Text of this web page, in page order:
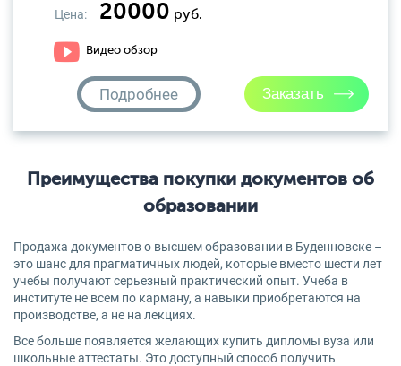
Цена: 20000 руб.
Видео обзор
Подробнее
Преимущества покупки документов об
образовании
Продажа документов о высшем образовании в Буденновске –
это шанс для прагматичных людей, которые вместо шести лет
учебы получают серьезный практический опыт. Учеба в
институте не всем по карману, а навыки приобретаются на
производстве, а не на лекциях.
Все больше появляется желающих купить дипломы вуза или
школьные аттестаты. Это доступный способ получить